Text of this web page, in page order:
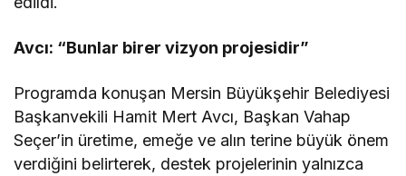
Avcı: “Bunlar birer vizyon projesidir”
Programda konuşan Mersin Büyükşehir Belediyesi
Başkanvekili Hamit Mert Avcı, Başkan Vahap
Seçer’in üretime, emeğe ve alın terine büyük önem
verdiğini belirterek, destek projelerinin yalnızca